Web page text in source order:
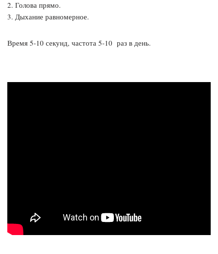
2. Голова прямо.
3. Дыхание равномерное.
Время 5-10 секунд, частота 5-10 раз в день.